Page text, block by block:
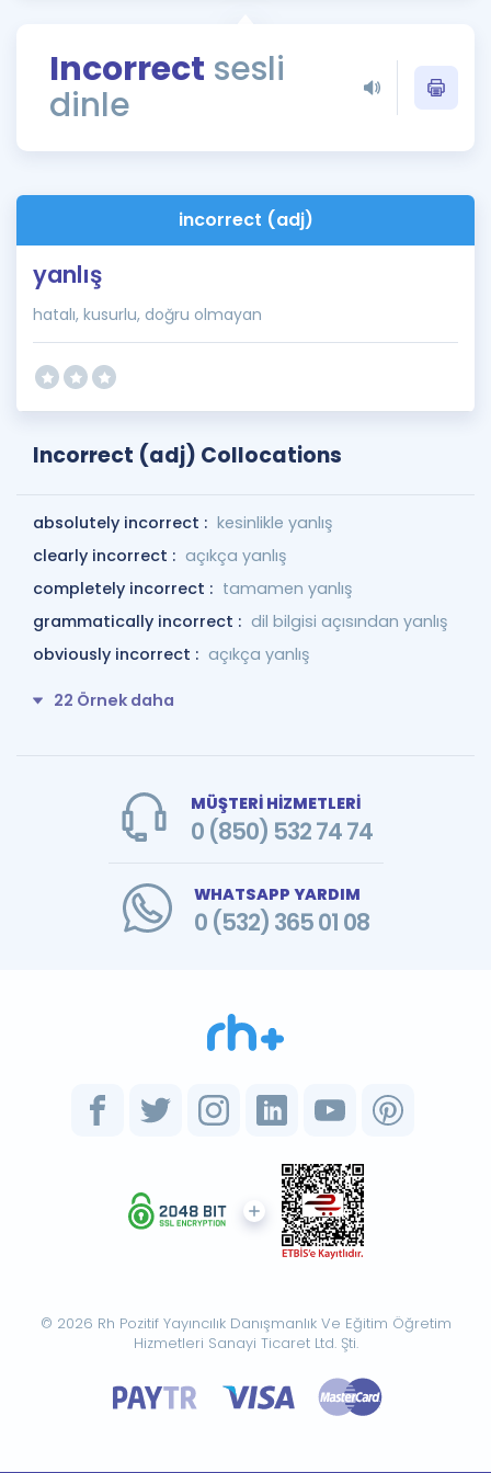
Rehberlik Aracı
ÖSYM Sınav Takvimi
İngilizce Gramer
Incorrect sesli
dinle
incorrect (adj)
yanlış
hatalı, kusurlu, doğru olmayan
Incorrect (adj) Collocations
absolutely incorrect : kesinlikle yanlış
clearly incorrect : açıkça yanlış
completely incorrect : tamamen yanlış
grammatically incorrect : dil bilgisi açısından yanlış
obviously incorrect : açıkça yanlış
22 Örnek daha
MÜŞTERİ HİZMETLERİ
0 (850) 532 74 74
WHATSAPP YARDIM
0 (532) 365 01 08
© 2026 Rh Pozitif Yayıncılık Danışmanlık Ve Eğitim Öğretim
Hizmetleri Sanayi Ticaret Ltd. Şti.